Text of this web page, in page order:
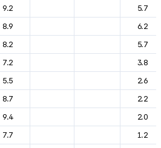
9.2
5.7
8.9
6.2
8.2
5.7
7.2
3.8
5.5
2.6
8.7
2.2
9.4
2.0
7.7
1.2